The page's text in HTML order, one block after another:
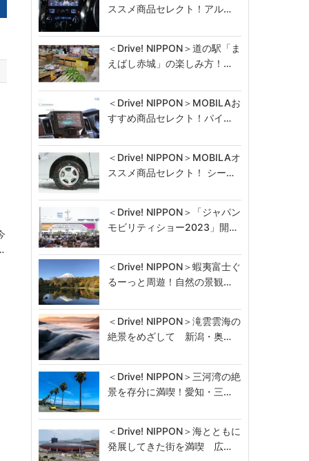
ススメ商品セレクト！アル…
＜Drive! NIPPON＞道の駅「ま
えばし赤城」の楽しみ方！…
＜Drive! NIPPON＞MOBILAお
すすめ商品セレクト！パイ…
＜Drive! NIPPON＞MOBILAオ
ススメ商品セレクト！ シー…
＜Drive! NIPPON＞「ジャパン
モビリティショー2023」開…
＜Drive! NIPPON＞蝦夷富士ぐ
るーっと周遊！自然の景観…
＜Drive! NIPPON＞滝雲雲海の
絶景をめざして 新潟・奥…
＜Drive! NIPPON＞三河湾の絶
景を存分に満喫！愛知・三…
＜Drive! NIPPON＞海とともに
発展してきた街を満喫 広…